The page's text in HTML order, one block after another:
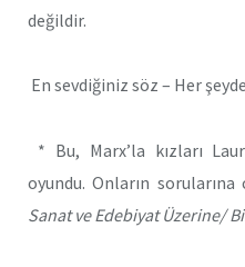
değildir.
En sevdiğiniz söz – Her
* Bu, Marx’la kızları
oyundu. Onların sorularına
Sanat ve Edebiyat Üzerine/